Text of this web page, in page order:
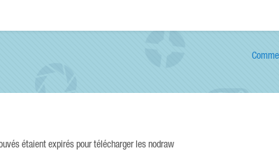
étaient expirés pour télécharger les nodraw